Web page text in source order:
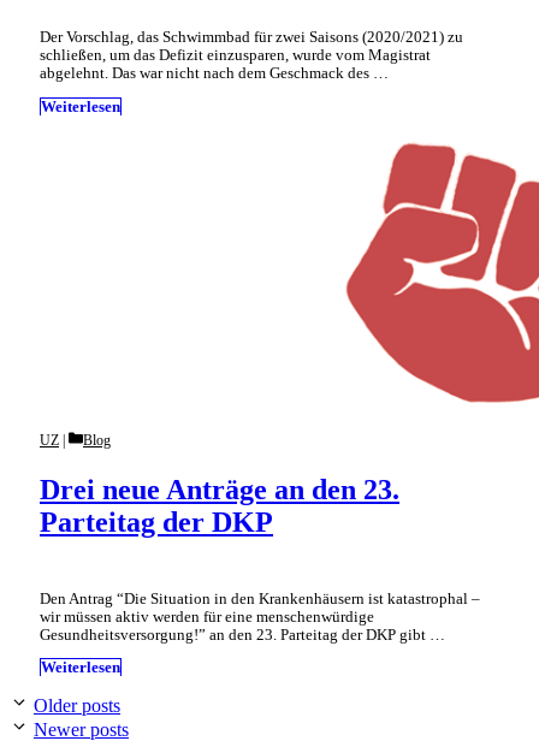
Der Vorschlag, das Schwimmbad für zwei Saisons (2020/2021) zu
schließen, um das Defizit einzusparen, wurde vom Magistrat
abgelehnt. Das war nicht nach dem Geschmack des …
Weiterlesen
Drei neue Anträge an den 23.
Parteitag der DKP
UZ Categories
Blog
Den Antrag “Die Situation in den Krankenhäusern ist katastrophal –
wir müssen aktiv werden für eine menschenwürdige
Gesundheitsversorgung!” an den 23. Parteitag der DKP gibt …
Weiterlesen
Older posts
Newer posts